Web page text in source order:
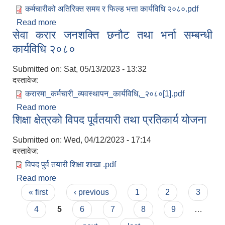
कर्मचारीको अतिरिक्त समय र फिल्ड भत्ता कार्यविधि २०८०.pdf
Read more
२०८०
सेवा करार जनशक्ति छनौट तथा भर्ना सम्बन्धी
कार्यविधि २०८०
Submitted on: Sat, 05/13/2023 - 13:32
दस्तावेज:
करारमा_कर्मचारी_व्यवस्थापन_कार्यविधि,_२०८०[1].pdf
Read more
कार्यविधि २०८०
शिक्षा क्षेत्रको विपद पूर्वतयारी तथा प्रतिकार्य योजना
Submitted on: Wed, 04/12/2023 - 17:14
दस्तावेज:
विपद पुर्व तयारी शिक्षा शाखा .pdf
Read more
Pages
« first ‹ previous 1 2
3
4
5 6 7 8 9
…